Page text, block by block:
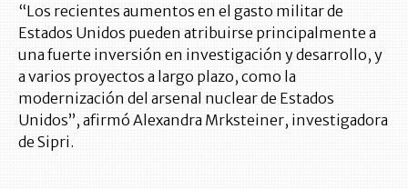
“Los recientes aumentos en el gasto militar de
Estados Unidos pueden atribuirse principalmente a
una fuerte inversión en investigación y desarrollo, y
a varios proyectos a largo plazo, como la
modernización del arsenal nuclear de Estados
Unidos”, afirmó Alexandra Mrksteiner, investigadora
de Sipri.